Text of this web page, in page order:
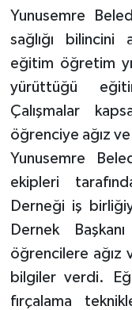
Yunusemre
sağlığı bilincini
eğitim öğretim
yürüttüğü
Çalışmalar
öğrenciye ağız
Yunusemre
ekipleri
Derneği iş
Dernek
öğrencilere ağız
bilgiler verdi.
fırçalama